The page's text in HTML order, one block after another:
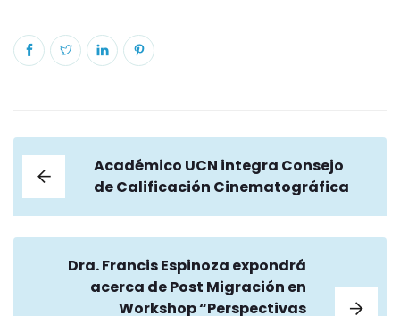
Académico UCN integra Consejo
de Calificación Cinematográfica
Dra. Francis Espinoza expondrá
acerca de Post Migración en
Workshop “Perspectivas